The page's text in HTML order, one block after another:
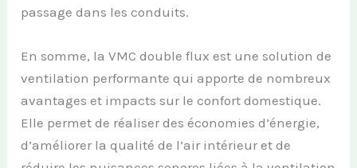
passage dans les conduits.
En somme, la VMC double flux est une solution de
ventilation performante qui apporte de nombreux
avantages et impacts sur le confort domestique.
Elle permet de réaliser des économies d’énergie,
d’améliorer la qualité de l’air intérieur et de